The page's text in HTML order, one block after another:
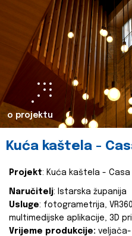
o projektu
Kuća kaštela -
Projekt: Kuća kaštela -
Naručitelj: Istarska županija
Usluge: fotogrametrija,
multimedijske aplikacije, 3D
Vrijeme produkcije: veljača-